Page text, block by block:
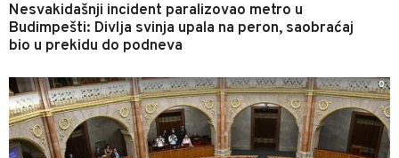
Nesvakidašnji incident paralizovao metro u
Budimpešti: Divlja svinja upala na peron, saobraćaj
bio u prekidu do podneva
0